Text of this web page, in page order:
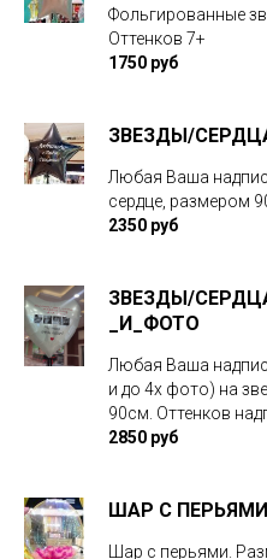
Фольгированные
Оттенков 7+
1750 руб
ЗВЕЗДЫ/
Любая Ваша
сердце, размером
2350 руб
ЗВЕЗДЫ/
_И_ФОТО
Любая Ваша
и до 4х фото) на
90см. Оттенков
2850 руб
ШАР С ПЕРЬЯМИ
Шар с перьями.